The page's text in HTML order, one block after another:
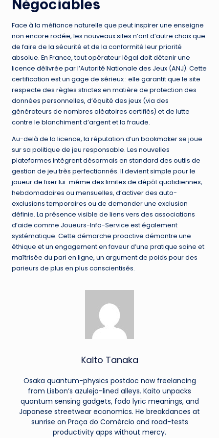
Négociables
Face à la méfiance naturelle que peut inspirer une enseigne
non encore rodée, les nouveaux sites n’ont d’autre choix que
de faire de la sécurité et de la conformité leur priorité
absolue. En France, tout opérateur légal doit détenir une
licence délivrée par l’Autorité Nationale des Jeux (ANJ). Cette
certification est un gage de sérieux : elle garantit que le site
respecte des règles strictes en matière de protection des
données personnelles, d’équité des jeux (via des
générateurs de nombres aléatoires certifiés) et de lutte
contre le blanchiment d’argent et la fraude.
Au-delà de la licence, la réputation d’un bookmaker se joue
sur sa politique de jeu responsable. Les nouvelles
plateformes intègrent désormais en standard des outils de
gestion de jeu très perfectionnés. Il devient simple pour le
joueur de fixer lui-même des limites de dépôt quotidiennes,
hebdomadaires ou mensuelles, d’activer des auto-
exclusions temporaires ou de demander une exclusion
définie. La présence visible de liens vers des associations
d’aide comme Joueurs-Info-Service est également
systématique. Cette démarche proactive démontre une
éthique et un engagement en faveur d’une pratique saine et
maîtrisée du pari en ligne, un argument de poids pour des
parieurs de plus en plus conscientisés.
Kaito Tanaka
Osaka quantum-physics postdoc now freelancing
from Lisbon’s azulejo-lined alleys. Kaito unpacks
quantum sensing gadgets, fado lyric meanings, and
Japanese streetwear economics. He breakdances at
sunrise on Praça do Comércio and road-tests
productivity apps without mercy.